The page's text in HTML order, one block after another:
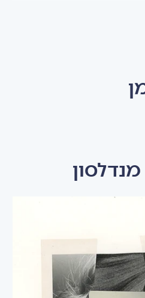
מנדלסון